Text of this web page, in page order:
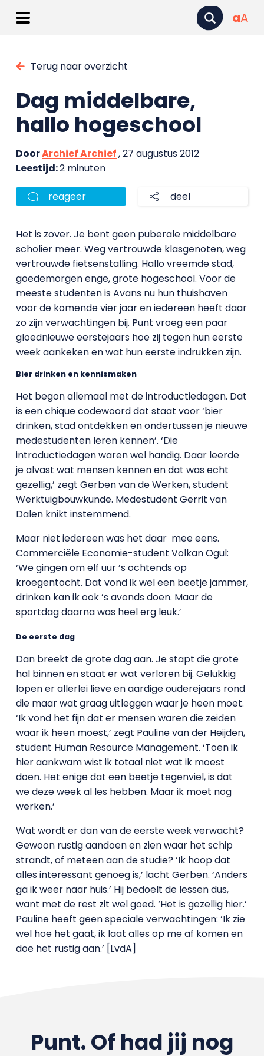
aA
Terug naar overzicht
Dag middelbare,
hallo hogeschool
DoorArchief Archief, 27 augustus 2012
Leestijd:2 minuten
reageer deel
Het is zover. Je bent geen puberale middelbare
scholier meer. Weg vertrouwde klasgenoten, weg
vertrouwde fietsenstalling. Hallo vreemde stad,
goedemorgen enge, grote hogeschool. Voor de
meeste studenten is Avans nu hun thuishaven
voor de komende vier jaar en iedereen heeft daar
zo zijn verwachtingen bij. Punt vroeg een paar
gloednieuwe eerstejaars hoe zij tegen hun eerste
week aankeken en wat hun eerste indrukken zijn.
Bier drinken en kennismaken
Het begon allemaal met de introductiedagen. Dat
is een chique codewoord dat staat voor ‘bier
drinken, stad ontdekken en ondertussen je nieuwe
medestudenten leren kennen’. ‘Die
introductiedagen waren wel handig. Daar leerde
je alvast wat mensen kennen en dat was echt
gezellig,’ zegt Gerben van de Werken, student
Werktuigbouwkunde. Medestudent Gerrit van
Dalen knikt instemmend.
Maar niet iedereen was het daar mee eens.
Commerciële Economie-student Volkan Ogul:
‘We gingen om elf uur ’s ochtends op
kroegentocht. Dat vond ik wel een beetje jammer,
drinken kan ik ook ’s avonds doen. Maar de
sportdag daarna was heel erg leuk.’
De eerste dag
Dan breekt de grote dag aan. Je stapt die grote
hal binnen en staat er wat verloren bij. Gelukkig
lopen er allerlei lieve en aardige ouderejaars rond
die maar wat graag uitleggen waar je heen moet.
‘Ik vond het fijn dat er mensen waren die zeiden
waar ik heen moest,’ zegt Pauline van der Heijden,
student Human Resource Management. ‘Toen ik
hier aankwam wist ik totaal niet wat ik moest
doen. Het enige dat een beetje tegenviel, is dat
we deze week al les hebben. Maar ik moet nog
werken.’
Wat wordt er dan van de eerste week verwacht?
Gewoon rustig aandoen en zien waar het schip
strandt, of meteen aan de studie? ‘Ik hoop dat
alles interessant genoeg is,’ lacht Gerben. ‘Anders
ga ik weer naar huis.’ Hij bedoelt de lessen dus,
want met de rest zit wel goed. ‘Het is gezellig hier.’
Pauline heeft geen speciale verwachtingen: ‘Ik zie
wel hoe het gaat, ik laat alles op me af komen en
doe het rustig aan.’ [LvdA]
Punt. Of had jij nog